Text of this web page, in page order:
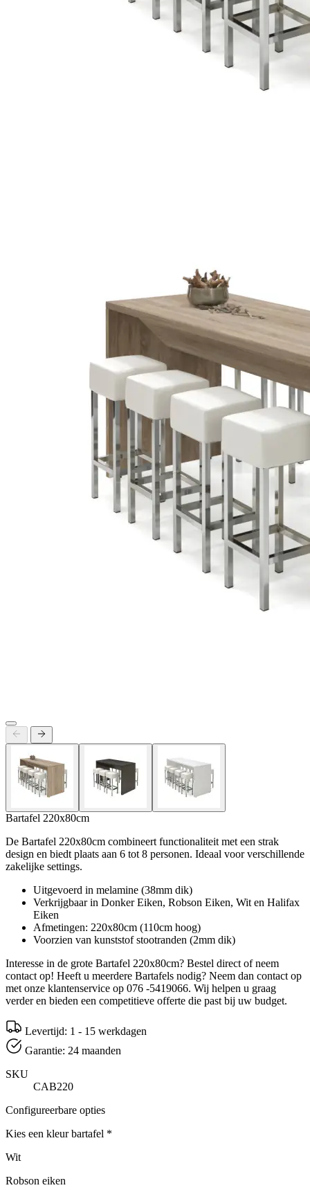
Bartafel 220x80cm
De Bartafel 220x80cm combineert functionaliteit met een strak
design en biedt plaats aan 6 tot 8 personen. Ideaal voor verschillende
zakelijke settings.
Uitgevoerd in melamine (38mm dik)
Verkrijgbaar in Donker Eiken, Robson Eiken, Wit en Halifax
Eiken
Afmetingen: 220x80cm (110cm hoog)
Voorzien van kunststof stootranden (2mm dik)
Interesse in de grote Bartafel 220x80cm? Bestel direct of neem
contact op! Heeft u meerdere Bartafels nodig? Neem dan contact op
met onze klantenservice op 076 -5419066. Wij helpen u graag
verder en bieden een competitieve offerte die past bij uw budget.
Levertijd: 1 - 15 werkdagen
Garantie: 24 maanden
SKU
CAB220
Configureerbare opties
Kies een kleur bartafel *
Wit
Robson eiken